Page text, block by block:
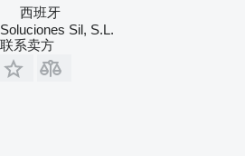
西班牙
Soluciones Sil, S.L.
联系卖方